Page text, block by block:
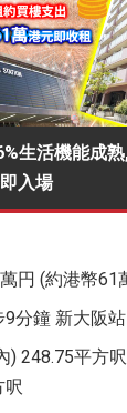
生活機能成
入場
円 (約港幣61
9分鐘 新大阪站
) 248.75平方
呎